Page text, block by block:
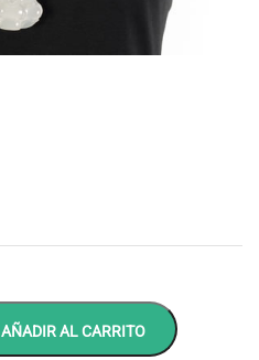
AÑADIR AL CARRITO